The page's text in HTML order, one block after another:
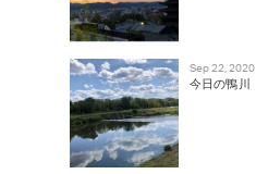
Sep 22, 2020
今日の鴨川